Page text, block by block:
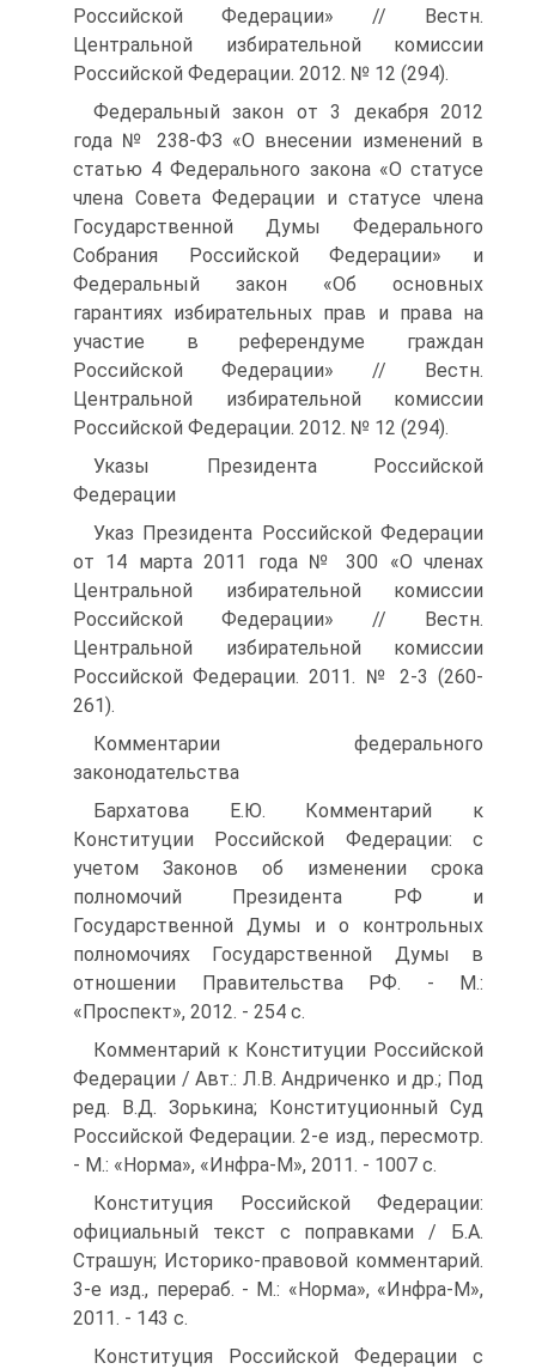
Российской Федерации» // Вестн.
Центральной избирательной комиссии
Российской Федерации. 2012. № 12 (294).
Федеральный закон от 3 декабря 2012
года № 238-ФЗ «О внесении изменений в
статью 4 Федерального закона «О статусе
члена Совета Федерации и статусе члена
Государственной Думы Федерального
Собрания Российской Федерации» и
Федеральный закон «Об основных
гарантиях избирательных прав и права на
участие в референдуме граждан
Российской Федерации» // Вестн.
Центральной избирательной комиссии
Российской Федерации. 2012. № 12 (294).
Указы Президента Российской
Федерации
Указ Президента Российской Федерации
от 14 марта 2011 года № 300 «О членах
Центральной избирательной комиссии
Российской Федерации» // Вестн.
Центральной избирательной комиссии
Российской Федерации. 2011. № 2-3 (260-
261).
Комментарии федерального
законодательства
Бархатова Е.Ю. Комментарий к
Конституции Российской Федерации: с
учетом Законов об изменении срока
полномочий Президента РФ и
Государственной Думы и о контрольных
полномочиях Государственной Думы в
отношении Правительства РФ. - М.:
«Проспект», 2012. - 254 с.
Комментарий к Конституции Российской
Федерации / Авт.: Л.В. Андриченко и др.; Под
ред. В.Д. Зорькина; Конституционный Суд
Российской Федерации. 2-е изд., пересмотр.
- М.: «Норма», «Инфра-М», 2011. - 1007 с.
Конституция Российской Федерации:
официальный текст с поправками / Б.А.
Страшун; Историко-правовой комментарий.
3-е изд., перераб. - М.: «Норма», «Инфра-М»,
2011. - 143 с.
Конституция Российской Федерации с